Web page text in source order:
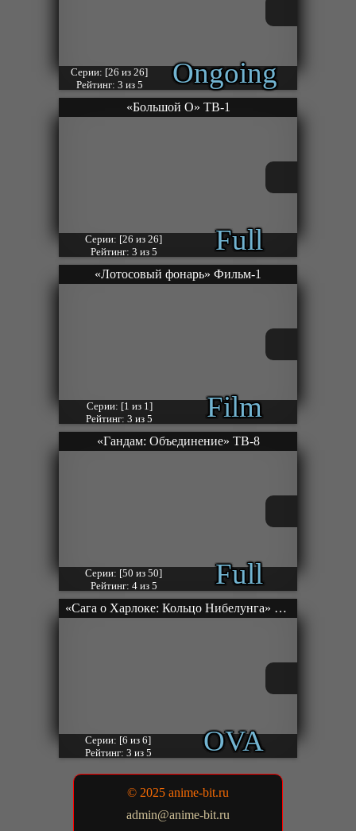
Серии: [26 из 26]
Рейтинг: 3 из 5
Ongoing
Серии: [26 из 26]
Рейтинг: 3 из 5
Full
«Большой О» ТВ-1
Серии: [1 из 1]
Рейтинг: 3 из 5
Film
«Лотосовый фонарь» Фильм-1
Серии: [50 из 50]
Рейтинг: 4 из 5
Full
«Гандам: Объединение» ТВ-8
Серии: [6 из 6]
Рейтинг: 3 из 5
OVA
«Сага о Харлоке: Кольцо Нибелунга» ОВА-5
© 2025 anime-bit.ru
admin@anime-bit.ru